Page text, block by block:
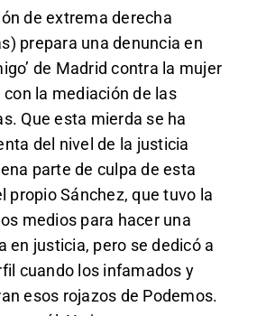
de extrema derecha
prepara una denuncia en
de Madrid contra la mujer
la mediación de las
Que esta mierda se ha
del nivel de la justicia
parte de culpa de esta
propio Sánchez, que tuvo la
medios para hacer una
en justicia, pero se dedicó a
cuando los infamados y
esos rojazos de Podemos.